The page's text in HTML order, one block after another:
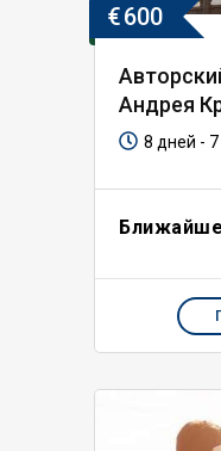
€600
Андрея
8 дней -